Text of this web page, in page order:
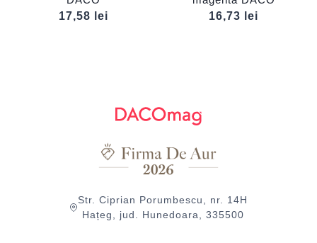
17,58
lei
16,73
lei
Str. Ciprian Porumbescu, nr. 14H
Hațeg, jud. Hunedoara, 335500